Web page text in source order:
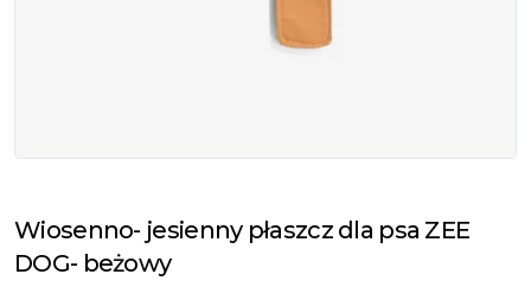
Wiosenno- jesienny płaszcz dla psa ZEE
DOG- beżowy